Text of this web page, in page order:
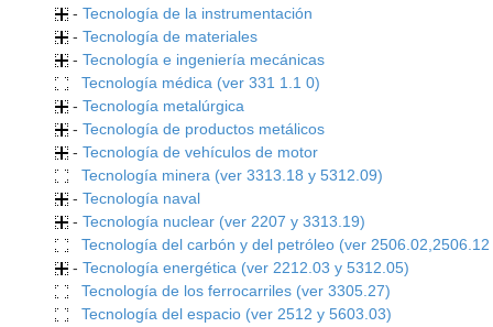
-Tecnología de la instrumentación
-Tecnología de materiales
-Tecnología e ingeniería mecánicas
Tecnología médica (ver 331 1.1 0)
-Tecnología metalúrgica
-Tecnología de productos metálicos
-Tecnología de vehículos de motor
Tecnología minera (ver 3313.18 y 5312.09)
-Tecnología naval
-Tecnología nuclear (ver 2207 y 3313.19)
Tecnología del carbón y del petróleo (ver
-Tecnología energética (ver 2212.03 y 5312.05)
Tecnología de los ferrocarriles (ver 3305.27)
Tecnología del espacio (ver 2512 y 5603.03)